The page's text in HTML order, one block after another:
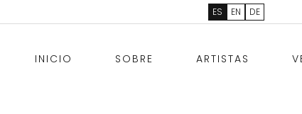
ES EN DE
INICIO SOBRE ARTISTAS